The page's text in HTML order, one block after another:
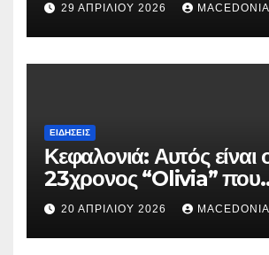
29 ΑΠΡΙΛΊΟΥ 2026
ΕΙΔΉΣΕΙΣ
Κεφαλονιά: Αυτός είναι
23χρονος “Olivia” που
κατηγορείται για τον
Μυρτούς
20 ΑΠΡΙΛΊΟΥ 2026